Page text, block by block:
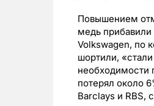
Повышением
медь
Volkswagen, по
шортили,
необходимости
потерял около
Barclays и RBS,